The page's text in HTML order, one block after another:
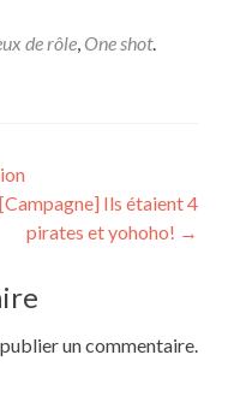
de rôle, One shot.
[Campagne] Ils étaient 4
pirates et yohoho! →
un commentaire.